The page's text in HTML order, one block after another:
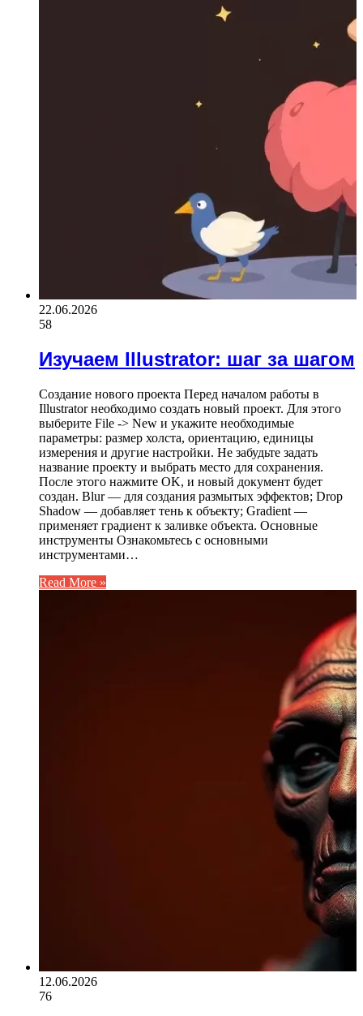
22.06.2026
58
Изучаем Illustrator: шаг за шагом
Создание нового проекта Перед началом работы в
Illustrator необходимо создать новый проект. Для этого
выберите File -> New и укажите необходимые
параметры: размер холста, ориентацию, единицы
измерения и другие настройки. Не забудьте задать
название проекту и выбрать место для сохранения.
После этого нажмите OK, и новый документ будет
создан. Blur — для создания размытых эффектов; Drop
Shadow — добавляет тень к объекту; Gradient —
применяет градиент к заливке объекта. Основные
инструменты Ознакомьтесь с основными
инструментами…
Read More »
12.06.2026
76